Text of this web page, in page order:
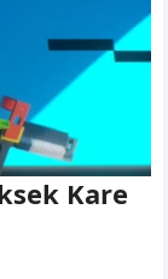
Kare